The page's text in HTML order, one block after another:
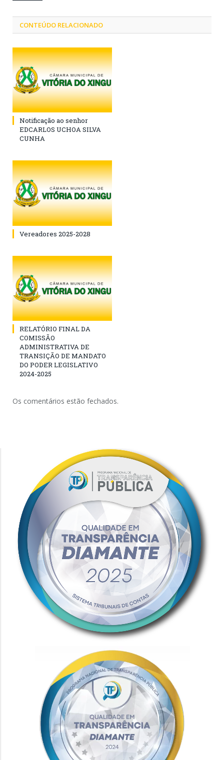
CONTEÚDO RELACIONADO
Notificação ao senhor
EDCARLOS UCHOA SILVA
CUNHA
Vereadores 2025-2028
RELATÓRIO FINAL DA
COMISSÃO
ADMINISTRATIVA DE
TRANSIÇÃO DE MANDATO
DO PODER LEGISLATIVO
2024-2025
Os comentários estão fechados.